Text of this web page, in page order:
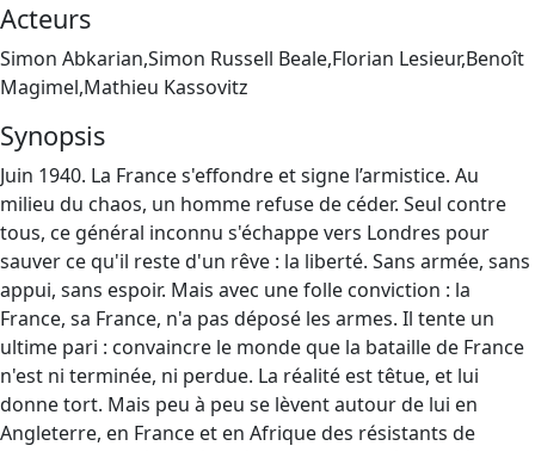
Acteurs
Simon Abkarian,Simon Russell Beale,Florian Lesieur,Benoît
Magimel,Mathieu Kassovitz
Synopsis
Juin 1940. La France s'effondre et signe l’armistice. Au
milieu du chaos, un homme refuse de céder. Seul contre
tous, ce général inconnu s'échappe vers Londres pour
sauver ce qu'il reste d'un rêve : la liberté. Sans armée, sans
appui, sans espoir. Mais avec une folle conviction : la
France, sa France, n'a pas déposé les armes. Il tente un
ultime pari : convaincre le monde que la bataille de France
n'est ni terminée, ni perdue. La réalité est têtue, et lui
donne tort. Mais peu à peu se lèvent autour de lui en
Angleterre, en France et en Afrique des résistants de